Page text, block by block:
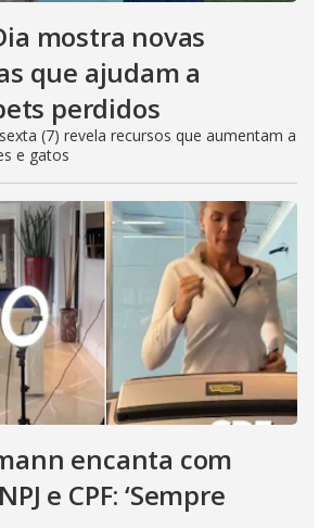
mostra novas
que ajudam a
perdidos
(7) revela recursos que aumentam a
e gatos
encanta com
e CPF: ‘Sempre